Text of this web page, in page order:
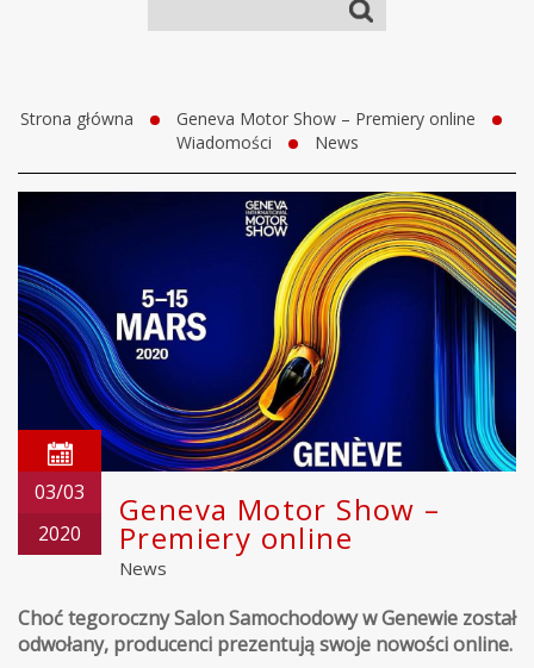
Strona główna
Geneva Motor Show – Premiery online
Wiadomości
News
03/03
2020
Geneva Motor Show –
Premiery online
News
Choć tegoroczny Salon Samochodowy w Genewie został
odwołany, producenci prezentują swoje nowości online.